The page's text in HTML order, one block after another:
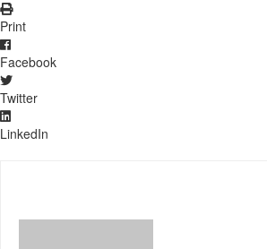
Print
Facebook
Twitter
LinkedIn